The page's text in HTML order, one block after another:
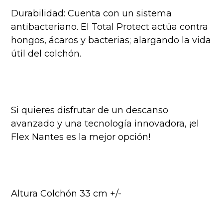
Durabilidad: Cuenta con un sistema
antibacteriano. El Total Protect actúa contra
hongos, ácaros y bacterias; alargando la vida
útil del colchón.
Si quieres disfrutar de un descanso
avanzado y una tecnología innovadora, ¡el
Flex Nantes es la mejor opción!
Altura Colchón 33 cm +/-